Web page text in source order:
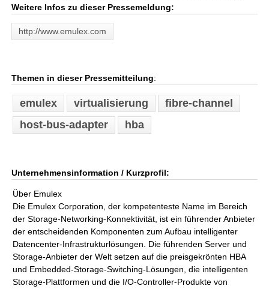
Weitere Infos zu dieser Pressemeldung:
http://www.emulex.com
Themen in dieser Pressemitteilung:
emulex virtualisierung
fibre-channel
host-bus-adapter
hba
Unternehmensinformation / Kurzprofil:
Über Emulex
Die Emulex Corporation, der kompetenteste Name im Bereich
der Storage-Networking-Konnektivität, ist ein führender Anbieter
der entscheidenden Komponenten zum Aufbau intelligenter
Datencenter-Infrastrukturlösungen. Die führenden Server und
Storage-Anbieter der Welt setzen auf die preisgekrönten HBA
und Embedded-Storage-Switching-Lösungen, die intelligenten
Storage-Plattformen und die I/O-Controller-Produkte von